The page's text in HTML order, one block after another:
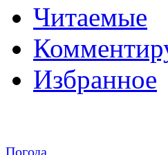
Читаемые
Избранное
Погода